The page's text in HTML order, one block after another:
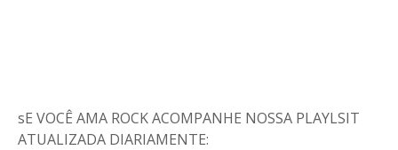
sE VOCÊ AMA ROCK ACOMPANHE NOSSA PLAYLSIT
ATUALIZADA DIARIAMENTE: